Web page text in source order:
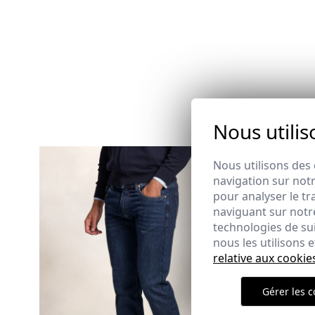
Nous
Nous utilisons
navigation sur
pour analyser le
naviguant sur
technologies de
nous les utilisons
relative aux
Gérer les